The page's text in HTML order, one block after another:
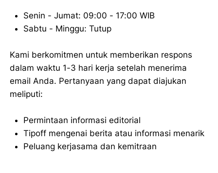
Senin - Jumat: 09:00 - 17:00 WIB
Sabtu - Minggu: Tutup
Kami berkomitmen untuk memberikan respons
dalam waktu 1-3 hari kerja setelah menerima
email Anda. Pertanyaan yang dapat diajukan
meliputi:
Permintaan informasi editorial
Tipoff mengenai berita atau informasi menarik
Peluang kerjasama dan kemitraan